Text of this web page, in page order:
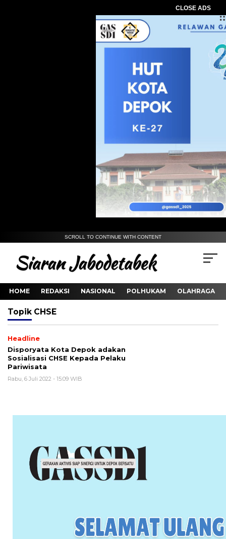
CLOSE ADS
SCROLL TO CONTINUE WITH CONTENT
HOME REDAKSI NASIONAL POLHUKAM OLAHRAGA
Topik CHSE
Headline
Disporyata Kota Depok adakan
Sosialisasi CHSE Kepada Pelaku
Pariwisata
Rabu, 6 Juli 2022 - 15:09 WIB